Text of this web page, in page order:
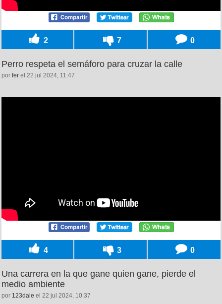
2 7 0
Perro respeta el semáforo para cruzar la calle
por fer el 22 jul 2024, 11:47
4 3 0
Una carrera en la que gane quien gane, pierde el
medio ambiente
por 123dale el 22 jul 2024, 10:37